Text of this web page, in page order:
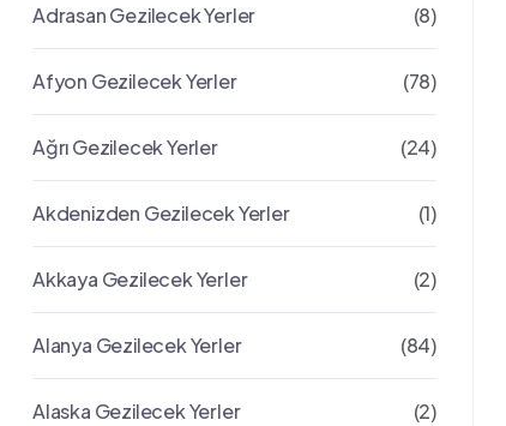
Adrasan Gezilecek Yerler (8)
Afyon Gezilecek Yerler (78)
Ağrı Gezilecek Yerler (24)
Akdenizden Gezilecek Yerler (1)
Akkaya Gezilecek Yerler (2)
Alanya Gezilecek Yerler (84)
Alaska Gezilecek Yerler (2)